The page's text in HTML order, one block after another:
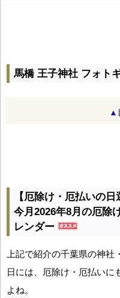
馬橋 王子神社 フォト
▲
【厄除け・厄払いの日
今月2026年8月の厄除
レンダー
上記で紹介の千葉県の神社
日には、厄除け・厄払いに
よね。